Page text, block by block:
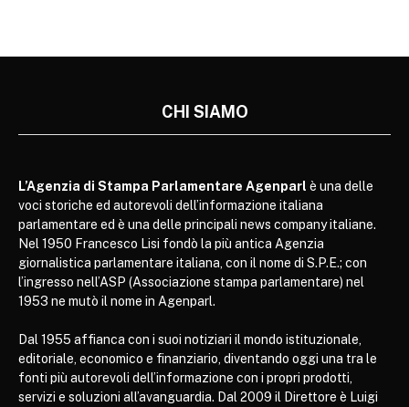
CHI SIAMO
L’Agenzia di Stampa Parlamentare Agenparl è una delle
voci storiche ed autorevoli dell’informazione italiana
parlamentare ed è una delle principali news company italiane.
Nel 1950 Francesco Lisi fondò la più antica Agenzia
giornalistica parlamentare italiana, con il nome di S.P.E.; con
l’ingresso nell’ASP (Associazione stampa parlamentare) nel
1953 ne mutò il nome in Agenparl.
Dal 1955 affianca con i suoi notiziari il mondo istituzionale,
editoriale, economico e finanziario, diventando oggi una tra le
fonti più autorevoli dell’informazione con i propri prodotti,
servizi e soluzioni all’avanguardia. Dal 2009 il Direttore è Luigi